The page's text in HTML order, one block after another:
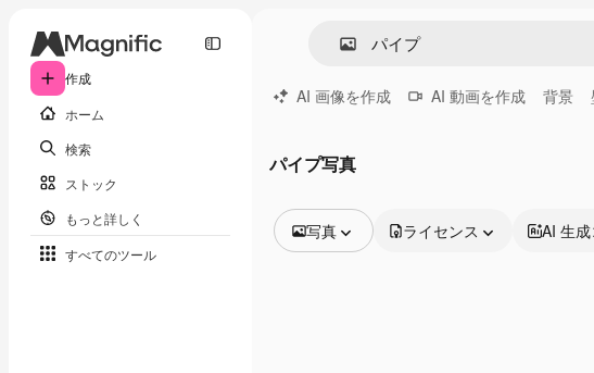
作成
ホーム
検索
ストック
もっと詳しく
すべてのツール
AI 画像を作成 AI 動画を作成 背景
パイプ写真
写真 ライセンス AI 生